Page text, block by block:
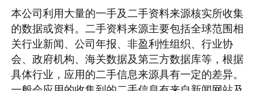
本公司利用大量的一手及二手资料来源核实所收集
的数据或资料。二手资料来源主要包括全球范围相
关行业新闻、公司年报、非盈利性组织、行业协
会、政府机构、海关数据及第三方数据库等，根据
具体行业，应用的二手信息来源具有一定的差异。